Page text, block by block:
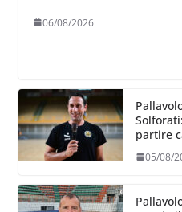
06/08/2026
partire
05/08/